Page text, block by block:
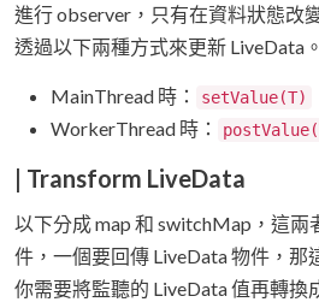
進行 observer，只有在資料狀態改
透過以下兩種方式來更新 LiveData。
MainThread 時： setValue(T)
WorkerThread 時：
| Transform LiveData
以下分成 map 和 switchMap，這
件，一個要回傳 LiveData 物件，那
你需要將監聽的 LiveData 值再轉換